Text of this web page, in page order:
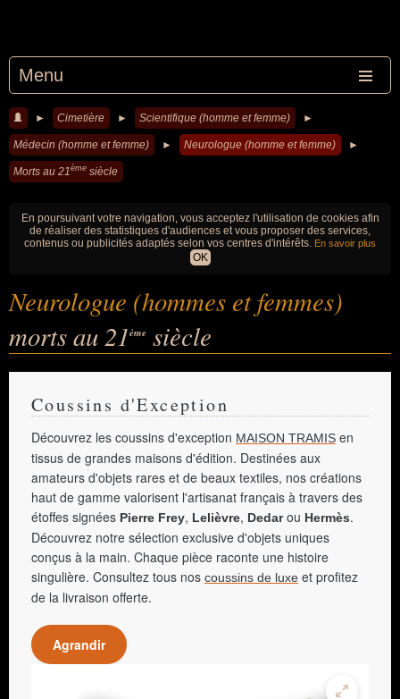
Menu
► Cimetière ► Scientifique (homme et femme) ►
Médecin (homme et femme) ► Neurologue (homme et femme) ►
Morts au 21ème siècle
En poursuivant votre navigation, vous acceptez l'utilisation de cookies afin
de réaliser des statistiques d'audiences et vous proposer des services,
contenus ou publicités adaptés selon vos centres d'intérêts. En savoir plus
OK
Neurologue (hommes et femmes)
morts au 21ème siècle
Coussins d'Exception
Découvrez les coussins d'exception MAISON TRAMIS en
tissus de grandes maisons d'édition. Destinées aux
amateurs d'objets rares et de beaux textiles, nos créations
haut de gamme valorisent l'artisanat français à travers des
étoffes signées Pierre Frey, Lelièvre, Dedarou Hermès.
Découvrez notre sélection exclusive d'objets uniques
conçus à la main. Chaque pièce raconte une histoire
singulière. Consultez tous nos coussins de luxe et profitez
de la livraison offerte.
Agrandir